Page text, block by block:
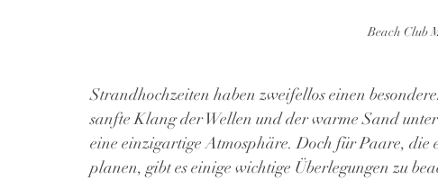
Beach Club
Strandhochzeiten haben zweifellos einen
sanfte Klang der Wellen und der warme Sand
eine einzigartige Atmosphäre. Doch für Paare,
planen, gibt es einige wichtige Überlegungen zu